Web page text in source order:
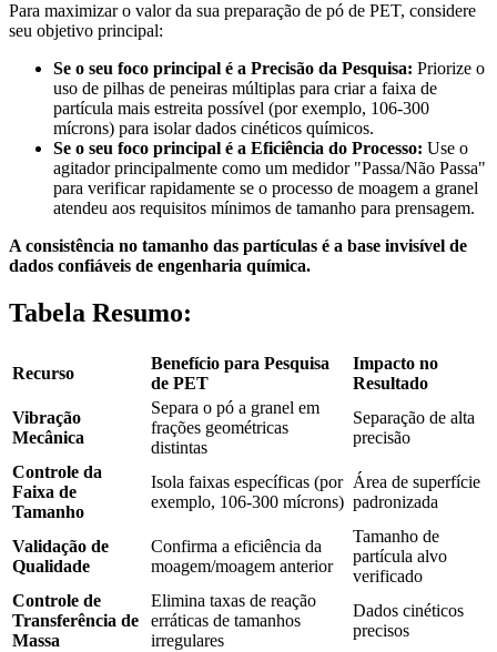
Para maximizar o valor da sua preparação de pó de PET, considere
seu objetivo principal:
Se o seu foco principal é a Precisão da Pesquisa: Priorize o
uso de pilhas de peneiras múltiplas para criar a faixa de
partícula mais estreita possível (por exemplo, 106-300
mícrons) para isolar dados cinéticos químicos.
Se o seu foco principal é a Eficiência do Processo: Use o
agitador principalmente como um medidor "Passa/Não Passa"
para verificar rapidamente se o processo de moagem a granel
atendeu aos requisitos mínimos de tamanho para prensagem.
A consistência no tamanho das partículas é a base invisível de
dados confiáveis de engenharia química.
Tabela Resumo:
Recurso
Benefício para Pesquisa
de PET
Impacto no
Resultado
Vibração
Mecânica
Separa o pó a granel em
frações geométricas
distintas
Separação de alta
precisão
Controle da
Faixa de
Tamanho
Isola faixas específicas (por
exemplo, 106-300 mícrons)
Área de superfície
padronizada
Validação de
Qualidade
Confirma a eficiência da
moagem/moagem anterior
Tamanho de
partícula alvo
verificado
Controle de
Transferência de
Massa
Elimina taxas de reação
erráticas de tamanhos
irregulares
Dados cinéticos
precisos